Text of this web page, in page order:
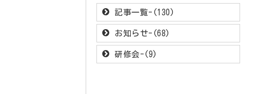
記事一覧-(130)
お知らせ-(68)
研修会-(9)